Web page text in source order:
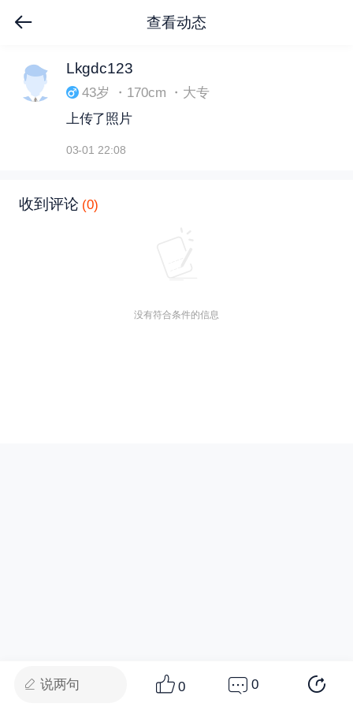
查看动态
下拉刷新
Lkgdc123
43岁 ・170cm ・大专
上传了照片
03-01 22:08
收到评论 (0)
没有符合条件的信息
说两句 0 0